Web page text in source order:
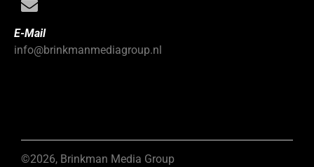
E-Mail
info@brinkmanmediagroup.nl
©2026, Brinkman Media Group